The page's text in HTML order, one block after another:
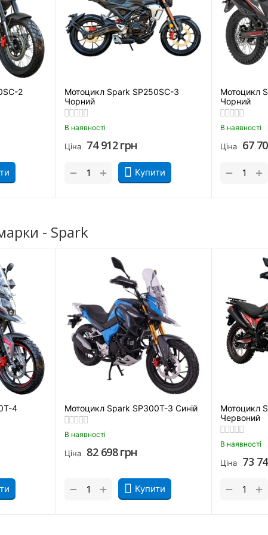
які шукають передбачуваний і «дружній» транспорт.
реалізувати весь потенціал двигуна. Трансмісія
шоста передача допомагає знизити рівень вібрацій,
інженери концерну встановили на нього ефективні
можна в таких містах як: Київ, Дніпро, Одеса,
Миколаїв, Івано -Франківськ, Житомир, Суми, Тернопіль,
Стоянкове гальмо
2
Мотоцикл Spark SP250SC-3
Чорний
В наявності
Ціна 74 912грн
Купити
+
−
Мотоцикл
Чорний
В наявності
Ціна 67
+
−
- Spark
4
Мотоцикл Spark SP300T-3 Синій
В наявності
Ціна 82 698грн
Купити
+
−
Мотоцикл
Червоний
В наявності
Ціна 73
+
−